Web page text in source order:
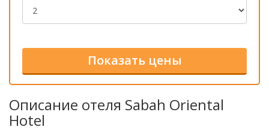
Описание отеля Sabah Oriental
Hotel